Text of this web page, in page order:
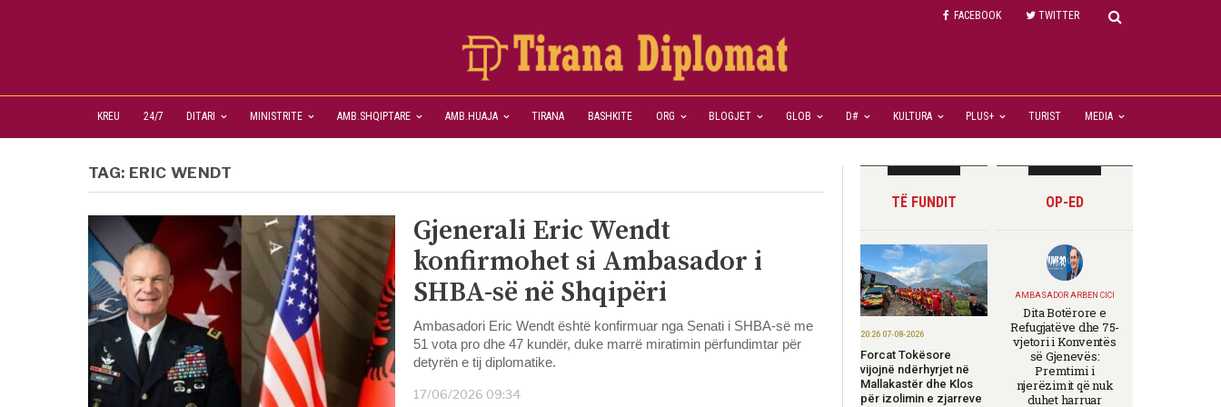
FACEBOOK TWITTER
KREU 24/7 DITARI MINISTRITE AMB.SHQIPTARE AMB.HUAJA TIRANA BASHKITE ORG BLOGJET GLOB D# KULTURA PLUS+ TURIST MEDIA
TAG: ERIC WENDT
Gjenerali Eric Wendt
konfirmohet si Ambasador i
SHBA-së në Shqipëri
Ambasadori Eric Wendt është konfirmuar nga Senati i SHBA-së me
51 vota pro dhe 47 kundër, duke marrë miratimin përfundimtar për
detyrën e tij diplomatike.
17/06/2026 09:34
TË FUNDIT
20:26 07-08-2026
Forcat Tokësore
vijojnë ndërhyrjet në
Mallakastër dhe Klos
për izolimin e zjarreve
OP-ED
AMBASADOR ARBEN CICI
Dita Botërore e
Refugjatëve dhe 75-
vjetori i Konventës
së Gjenevës:
Premtimi i
njerëzimit që nuk
duhet harruar